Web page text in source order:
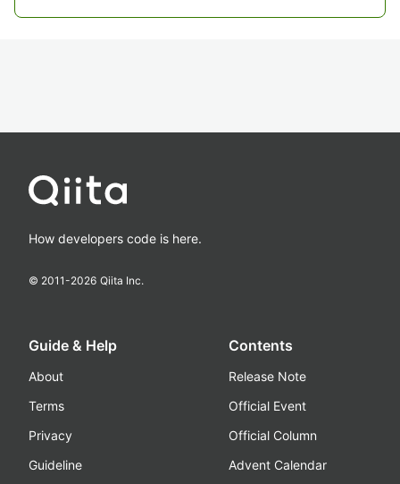
How developers code is here.
© 2011-2026 Qiita Inc.
Guide & Help
About
Terms
Privacy
Guideline
Contents
Release Note
Official Event
Official Column
Advent Calendar